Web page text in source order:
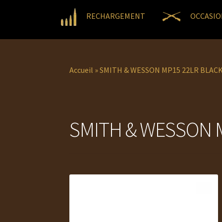
RECHARGEMENT
Accueil »SMITH & WESSON MP15 22LR
SMITH & WESSON